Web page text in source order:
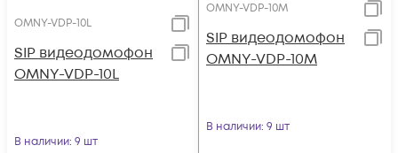
OMNY-VDP-10L
SIP видеодомофон
OMNY-VDP-10L
В наличии: 9 шт
OMNY-VDP-10M
SIP видеодомофон
OMNY-VDP-10M
В наличии: 9 шт